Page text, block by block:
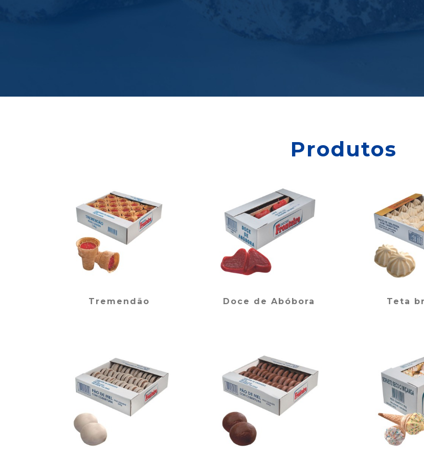
Produtos
Tremendão Doce de Abóbora Teta